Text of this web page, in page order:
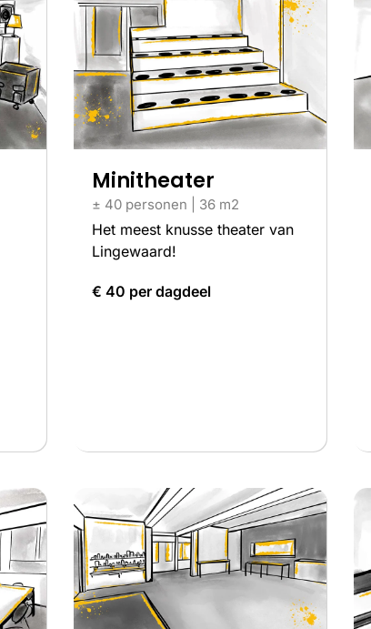
Minitheater
± 40 personen | 36 m2
Het meest knusse theater van
Lingewaard!
€ 40 per dagdeel